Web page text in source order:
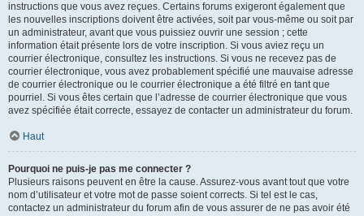
instructions que vous avez reçues. Certains forums exigeront également que
les nouvelles inscriptions doivent être activées, soit par vous-même ou soit par
un administrateur, avant que vous puissiez ouvrir une session ; cette
information était présente lors de votre inscription. Si vous aviez reçu un
courrier électronique, consultez les instructions. Si vous ne recevez pas de
courrier électronique, vous avez probablement spécifié une mauvaise adresse
de courrier électronique ou le courrier électronique a été filtré en tant que
pourriel. Si vous êtes certain que l’adresse de courrier électronique que vous
avez spécifiée était correcte, essayez de contacter un administrateur du forum.
Haut
Pourquoi ne puis-je pas me connecter ?
Plusieurs raisons peuvent en être la cause. Assurez-vous avant tout que votre
nom d’utilisateur et votre mot de passe soient corrects. Si tel est le cas,
contactez un administrateur du forum afin de vous assurer de ne pas avoir été